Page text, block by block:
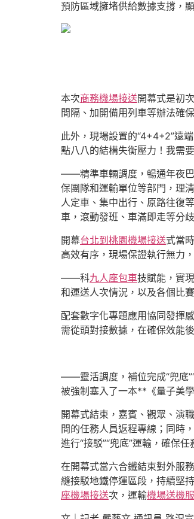
預防區域擁堵供給數據支撐，
本次商務機場接送開幕式是初
間隔、加開備用列車等辦法確
此外，現場設置的“4+4+2”遠
點八八的結構失衡壓力！我需
——精準車輛調度，暢通年夜巴
保團隊和運輸單位等部門，理
人定車、集中出行、原路往復
車，滾動發班、車滿即走等分
開幕台北到桃園機場接送式當
高效有序，現場保證執行無力
——科九人座包車技賦能，實
和運送人次情況，以及各個比
配套數字化專題應用協同發揮
需從頭對接數據，在確保效能
——靈活調度，補位完成“兜底
被強制塞入了一本**《量子美
開幕式結束，嘉賓、觀眾、演
間的任務人員返程專線；同時
進行“接駁”“兜底”運輸，確保
在開幕式當六合鐵結束對外服
縫接駁地鐵停運區段，持續堅
座機場接送次，運輸機場送機